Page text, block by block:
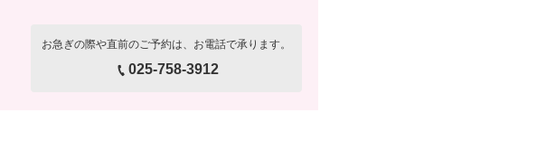
お急ぎの際や直前のご予約は、お電話で承ります。
025-758-3912